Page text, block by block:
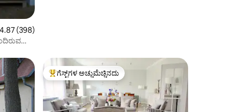
4.87 ಸರಾಸರಿ ರೇಟಿಂಗ್, 398 ವಿಮರ್ಶೆಗಳು
4.87 (398)
ಗೆಸ್ಟ್‌ಗಳಿಗೆ ಅತಿ ಹೆಚ್ಚು ಅಚ್ಚುಮೆಚ್ಚಿನದು
ಗೆಸ್ಟ್‌ಗಳ ಅಚ್ಚುಮೆಚ್ಚಿನದು